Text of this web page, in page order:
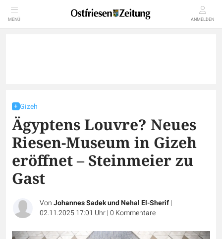
MENÜ ANMELDEN
Gizeh
Ägyptens Louvre? Neues
Riesen-Museum in Gizeh
eröffnet – Steinmeier zu
Gast
VonJohannes Sadek und Nehal El-Sherif|
02.11.2025 17:01 Uhr|0 Kommentare